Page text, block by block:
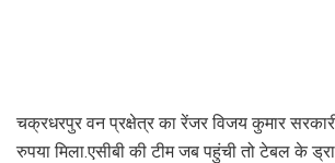
चक्रधरपुर वन प्रक्षेत्र का रेंजर विजय कुमार
रुपया मिला.एसीबी की टीम जब पहुंची तो टेबल के